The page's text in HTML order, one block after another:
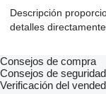
Descripción
detalles
Consejos de compra
Consejos de seguridad
Verificación del